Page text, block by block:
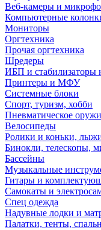
Веб-камеры и
Компьютерные
Мониторы
Оргтехника
Прочая оргтехника
Шредеры
ИБП и стабилизаторы
Принтеры и МФУ
Системные блоки
Спорт, туризм, хобби
Пневматическое
Велосипеды
Ролики и коньки,
Бинокли, телескопы,
Бассейны
Музыкальные
Гитары и
Самокаты и
Спец одежда
Надувные лодки и
Палатки, тенты,